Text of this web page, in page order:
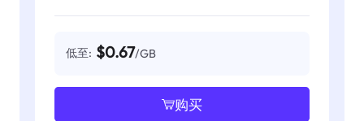
低至: $0.67/GB
购买